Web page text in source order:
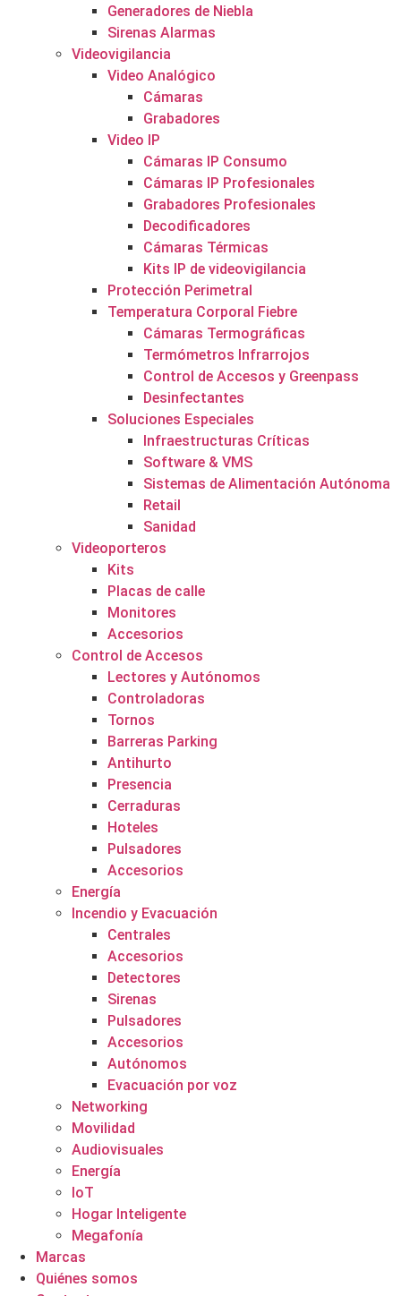
Generadores de Niebla
Sirenas Alarmas
Videovigilancia
Video Analógico
Cámaras
Grabadores
Video IP
Cámaras IP Consumo
Cámaras IP Profesionales
Grabadores Profesionales
Decodificadores
Cámaras Térmicas
Kits IP de videovigilancia
Protección Perimetral
Temperatura Corporal Fiebre
Cámaras Termográficas
Termómetros Infrarrojos
Control de Accesos y Greenpass
Desinfectantes
Soluciones Especiales
Infraestructuras Críticas
Software & VMS
Sistemas de Alimentación Autónoma
Retail
Sanidad
Videoporteros
Kits
Placas de calle
Monitores
Accesorios
Control de Accesos
Lectores y Autónomos
Controladoras
Tornos
Barreras Parking
Antihurto
Presencia
Cerraduras
Hoteles
Pulsadores
Accesorios
Energía
Incendio y Evacuación
Centrales
Accesorios
Detectores
Sirenas
Pulsadores
Accesorios
Autónomos
Evacuación por voz
Networking
Movilidad
Audiovisuales
Energía
IoT
Hogar Inteligente
Megafonía
Marcas
Quiénes somos